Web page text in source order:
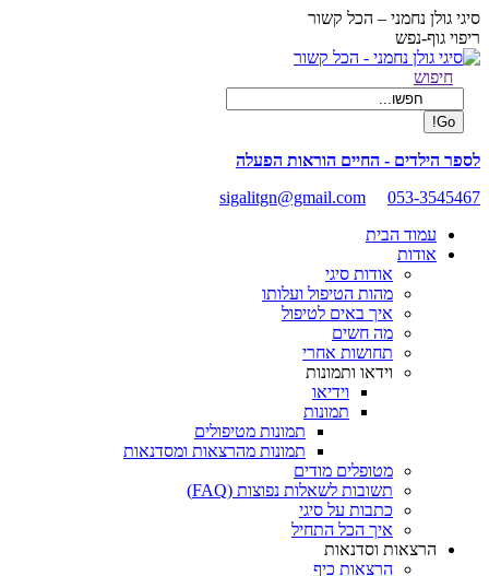
Skip
to
content
סיגי גולן נחמני – הכל קשור
ריפוי גוף-נפש
Facebook
opens
new
window
Search:
חיפוש
לספר הילדים - החיים הוראות הפעלה
sigalitgn@gmail.com
053-3545467
עמוד הבית
אודות
אודות סיגי
מהות הטיפול ועלותו
איך באים לטיפול
מה חשים
תחושות אחרי
וידאו ותמונות
וידיאו
תמונות
תמונות מטיפולים
תמונות מהרצאות ומסדנאות
מטופלים מודים
תשובות לשאלות נפוצות (FAQ)
כתבות על סיגי
איך הכל התחיל
הרצאות וסדנאות
הרצאות כיף